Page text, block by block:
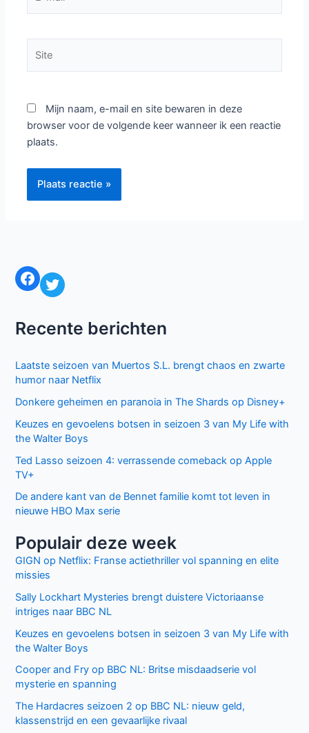
Mijn naam, e-mail en site bewaren in deze
browser voor de volgende keer wanneer ik een reactie
plaats.
Facebook Twitter
Recente berichten
Laatste seizoen van Muertos S.L. brengt chaos en zwarte
humor naar Netflix
Donkere geheimen en paranoia in The Shards op Disney+
Keuzes en gevoelens botsen in seizoen 3 van My Life with
the Walter Boys
Ted Lasso seizoen 4: verrassende comeback op Apple
TV+
De andere kant van de Bennet familie komt tot leven in
nieuwe HBO Max serie
Populair deze week
GIGN op Netflix: Franse actiethriller vol spanning en elite
missies
Sally Lockhart Mysteries brengt duistere Victoriaanse
intriges naar BBC NL
Keuzes en gevoelens botsen in seizoen 3 van My Life with
the Walter Boys
Cooper and Fry op BBC NL: Britse misdaadserie vol
mysterie en spanning
The Hardacres seizoen 2 op BBC NL: nieuw geld,
klassenstrijd en een gevaarlijke rivaal